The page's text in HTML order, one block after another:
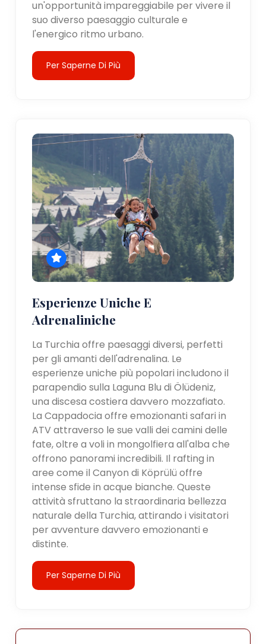
un'opportunità impareggiabile per vivere il
suo diverso paesaggio culturale e
l'energico ritmo urbano.
Per Saperne Di Più
Esperienze Uniche E
Adrenaliniche
La Turchia offre paesaggi diversi, perfetti
per gli amanti dell'adrenalina. Le
esperienze uniche più popolari includono il
parapendio sulla Laguna Blu di Ölüdeniz,
una discesa costiera davvero mozzafiato.
La Cappadocia offre emozionanti safari in
ATV attraverso le sue valli dei camini delle
fate, oltre a voli in mongolfiera all'alba che
offrono panorami incredibili. Il rafting in
aree come il Canyon di Köprülü offre
intense sfide in acque bianche. Queste
attività sfruttano la straordinaria bellezza
naturale della Turchia, attirando i visitatori
per avventure davvero emozionanti e
distinte.
Per Saperne Di Più